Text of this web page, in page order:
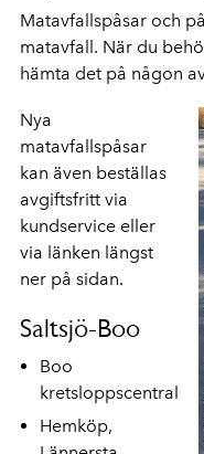
Matavfallspåsar och
matavfall. När du
hämta det på någon
Nya
matavfallspåsar
kan även beställas
avgiftsfritt via
kundservice eller
via länken längst
ner på sidan.
Saltsjö-Boo
Boo
kretsloppscentral
Hemköp,